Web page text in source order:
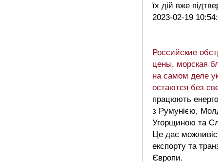
їх дій вже
2023-02-19
Российские
цены, морская
на самом деле
остаются без
працюють
з Румунією,
Угорщиною та
Це дає
експорту та
Європи.